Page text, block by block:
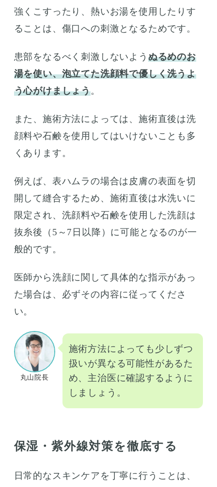
強くこすったり、熱いお湯を使用したりす
ることは、傷口への刺激となるためです。
患部をなるべく刺激しないよう ぬるめのお
湯を使い、泡立てた洗顔料で優しく洗うよ
う心がけましょう。
また、施術方法によっては、施術直後は洗
顔料や石鹸を使用してはいけないことも多
くあります。
例えば、表ハムラの場合は皮膚の表面を切
開して縫合するため、施術直後は水洗いに
限定され、洗顔料や石鹸を使用した洗顔は
抜糸後（5～7日以降）に可能となるのが一
般的です。
医師から洗顔に関して具体的な指示があっ
た場合は、必ずその内容に従ってくださ
い。
丸山院長
施術方法によっても少しずつ
扱いが異なる可能性があるた
め、主治医に確認するように
しましょう。
保湿・紫外線対策を徹底する
日常的なスキンケアを丁寧に行うことは、